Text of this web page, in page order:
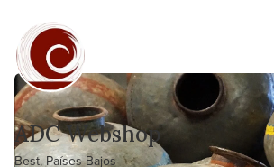
ADC Webshop
Best, Países Bajos